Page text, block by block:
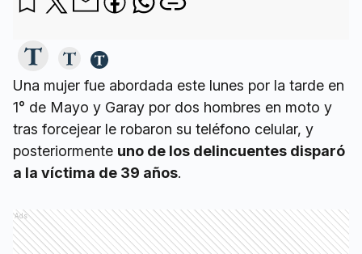
Una mujer fue abordada este lunes por la tarde en
1° de Mayo y Garay por dos hombres en moto y
tras forcejear le robaron su teléfono celular, y
posteriormente uno de los delincuentes disparó
a la víctima de 39 años.
Ads